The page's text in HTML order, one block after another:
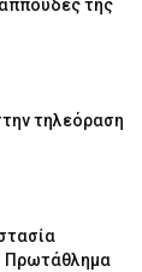
της
τηλεόραση
Πρωτάθλημα